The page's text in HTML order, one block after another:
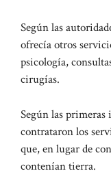
Según las
ofrecía otros
psicología,
cirugías.
Según las primeras
contrataron los
que, en lugar de
contenían tierra.